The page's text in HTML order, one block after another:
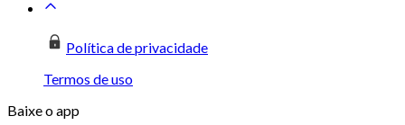
Política de privacidade
Termos de uso
Baixe o app